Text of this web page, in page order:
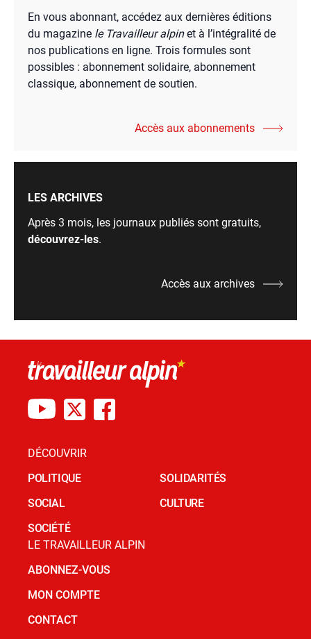
En vous abonnant, accédez aux dernières éditions
du magazine le Travailleur alpinet à l’intégralité de
nos publications en ligne. Trois formules sont
possibles : abonnement solidaire, abonnement
classique, abonnement de soutien.
Accès aux abonnements
LES ARCHIVES
Après 3 mois, les journaux publiés sont gratuits,
découvrez-les.
Accès aux archives
DÉCOUVRIR
POLITIQUE
SOCIAL
SOCIÉTÉ
SOLIDARITÉS
CULTURE
LE TRAVAILLEUR ALPIN
ABONNEZ-VOUS
MON COMPTE
CONTACT